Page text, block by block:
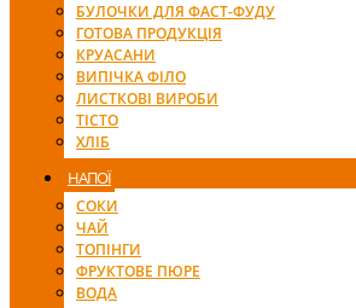
БУЛОЧКИ ДЛЯ ФАСТ-ФУДУ
ГОТОВА ПРОДУКЦІЯ
КРУАСАНИ
ВИПІЧКА ФІЛО
ЛИСТКОВІ ВИРОБИ
ТІСТО
ХЛІБ
НАПОЇ
СОКИ
ЧАЙ
ТОПІНГИ
ФРУКТОВЕ ПЮРЕ
ВОДА